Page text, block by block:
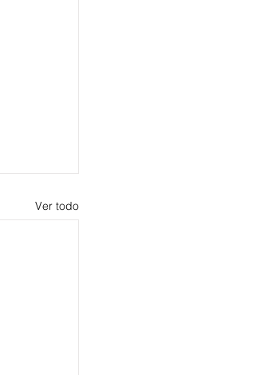
Ver todo